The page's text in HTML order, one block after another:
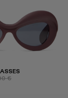
€